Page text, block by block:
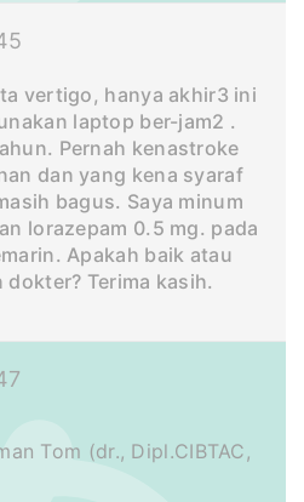
vertigo, hanya akhir3 ini
laptop ber-jam2 .
Pernah kenastroke
dan yang kena syaraf
bagus. Saya minum
lorazepam 0.5 mg. pada
Apakah baik atau
Terima kasih.
Tom (dr., Dipl.CIBTAC,